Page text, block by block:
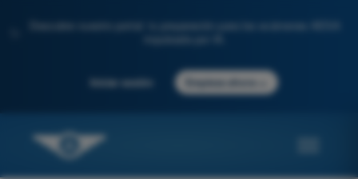
Descubre nuestro portal: tu preparación para los exámenes AESA
Iniciar sesión Empieza ahora